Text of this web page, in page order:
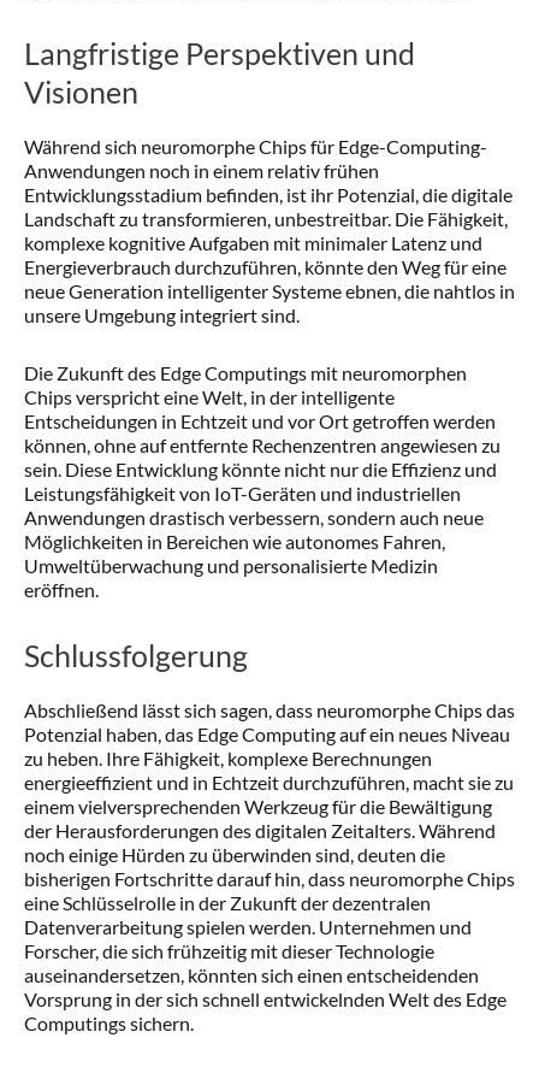
Langfristige Perspektiven und
Visionen
Während sich neuromorphe Chips für Edge-Computing-
Anwendungen noch in einem relativ frühen
Entwicklungsstadium befinden, ist ihr Potenzial, die digitale
Landschaft zu transformieren, unbestreitbar. Die Fähigkeit,
komplexe kognitive Aufgaben mit minimaler Latenz und
Energieverbrauch durchzuführen, könnte den Weg für eine
neue Generation intelligenter Systeme ebnen, die nahtlos in
unsere Umgebung integriert sind.
Die Zukunft des Edge Computings mit neuromorphen
Chips verspricht eine Welt, in der intelligente
Entscheidungen in Echtzeit und vor Ort getroffen werden
können, ohne auf entfernte Rechenzentren angewiesen zu
sein. Diese Entwicklung könnte nicht nur die Effizienz und
Leistungsfähigkeit von IoT-Geräten und industriellen
Anwendungen drastisch verbessern, sondern auch neue
Möglichkeiten in Bereichen wie autonomes Fahren,
Umweltüberwachung und personalisierte Medizin
eröffnen.
Schlussfolgerung
Abschließend lässt sich sagen, dass neuromorphe Chips das
Potenzial haben, das Edge Computing auf ein neues Niveau
zu heben. Ihre Fähigkeit, komplexe Berechnungen
energieeffizient und in Echtzeit durchzuführen, macht sie zu
einem vielversprechenden Werkzeug für die Bewältigung
der Herausforderungen des digitalen Zeitalters. Während
noch einige Hürden zu überwinden sind, deuten die
bisherigen Fortschritte darauf hin, dass neuromorphe Chips
eine Schlüsselrolle in der Zukunft der dezentralen
Datenverarbeitung spielen werden. Unternehmen und
Forscher, die sich frühzeitig mit dieser Technologie
auseinandersetzen, könnten sich einen entscheidenden
Vorsprung in der sich schnell entwickelnden Welt des Edge
Computings sichern.